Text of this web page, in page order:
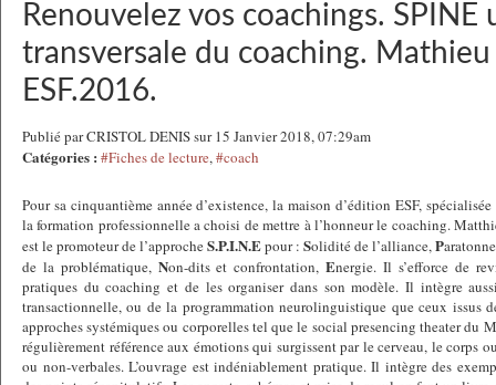
Renouvelez vos coachings. SPINE
transversale du coaching.
ESF.2016.
Publié par CRISTOL DENIS sur 15 Janvier 2018, 07:29am
Catégories : #Fiches de lecture,#coach
Pour sa cinquantième année d’existence, la maison d’édition ESF,
la formation professionnelle a choisi de mettre à l’honneur le coaching.
est le promoteur de l’approcheS.P.I.N.Epour : Solidité de l’alliance,P
de la problématique, Non-dits et confrontation,Energie. Il s’efforce de
pratiques du coaching et de les organiser dans son modèle. Il intègre
transactionnelle, ou de la programmation neurolinguistique que ceux issus
approches systémiques ou corporelles tel que le social presencing theater du
régulièrement référence aux émotions qui surgissent par le cerveau, le corps
ou non-verbales. L’ouvrage est indéniablement pratique. Il intègre des